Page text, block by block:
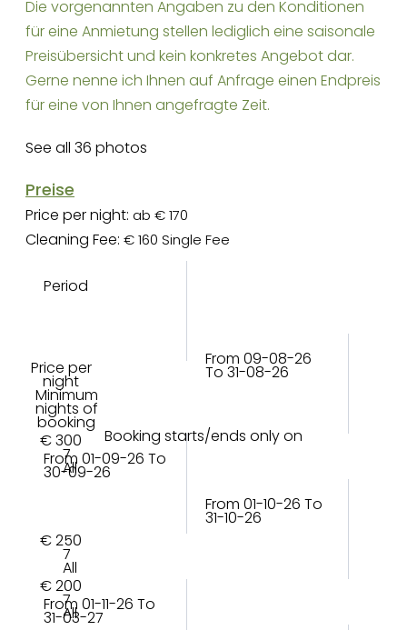
Die vorgenannten Angaben zu den Konditionen
für eine Anmietung stellen lediglich eine saisonale
Preisübersicht und kein konkretes Angebot dar.
Gerne nenne ich Ihnen auf Anfrage einen Endpreis
für eine von Ihnen angefragte Zeit.
See all 36 photos
Preise
Price per night: ab € 170
Cleaning Fee: € 160 Single Fee
Period
Price per
night
Minimum
nights of
booking
Booking starts/ends only on
From 09-08-26
To 31-08-26
€ 300
7
All
From 01-09-26 To
30-09-26
€ 250
7
All
From 01-10-26 To
31-10-26
€ 200
7
All
From 01-11-26 To
31-03-27